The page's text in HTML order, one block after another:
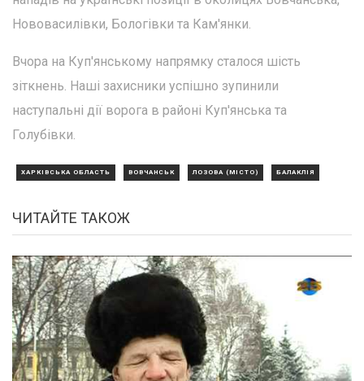
Нововасилівки, Бологівки та Кам'янки.
Вчора на Куп'янському напрямку сталося шість
зіткнень. Наші захисники успішно зупинили
наступальні дії ворога в районі Куп'янська та
Голубівки.
ХАРКІВСЬКА ОБЛАСТЬ ВОВЧАНСЬК ЛОЗОВА (МІСТО) БАЛАКЛІЯ
ЧИТАЙТЕ ТАКОЖ